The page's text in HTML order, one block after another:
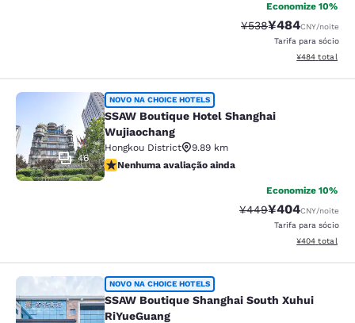
Economize 10%
Tarifa anterior
¥538Tarifa com
¥484CNY/noite
Tarifa para sócio
Exibir
¥484 total
SSAW Boutique Hotel Shanghai
46
NOVO NA CHOICE HOTELS
SSAW Boutique Hotel Shanghai
Wujiaochang
Hongkou District
9.89 km
Nenhuma avaliação ainda
Nenhuma avaliação ainda
Economize 10%
Tarifa anterior
¥449Tarifa com
¥404CNY/noite
Tarifa para sócio
Exibir
¥404 total
SSAW Boutique Shanghai South
NOVO NA CHOICE HOTELS
SSAW Boutique Shanghai South Xuhui
RiYueGuang